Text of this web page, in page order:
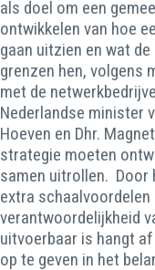
als doel om een
ontwikkelen van hoe
gaan uitzien en wat
grenzen hen, volgens
met de
Nederlandse minister
Hoeven en Dhr.
strategie moeten
samen uitrollen. Door
extra schaalvoordelen
verantwoordelijkheid
uitvoerbaar is hangt
op te geven in het